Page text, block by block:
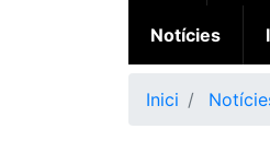
Notícies
Inici